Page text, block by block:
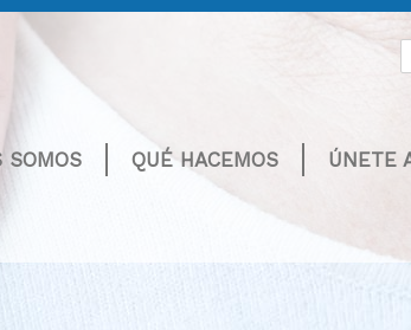
por:
SOMOS QUÉ HACEMOS ÚNETE